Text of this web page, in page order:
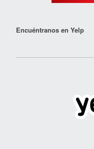
Encuéntranos en Yelp